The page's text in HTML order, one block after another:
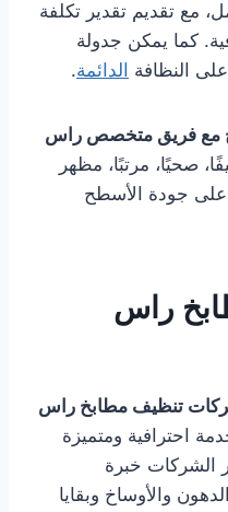
مع تقديم تقدير تكلفة
كما يمكن جدولة
النظافة الدائمة.
مع فريق متخصص راس
صحيًا، مرتبًا، مظهر
على جودة الأسطح
راس
تنظيف مطابخ راس
احترافية ومتميزة
الشركات خبرة
والأوساخ وبقايا